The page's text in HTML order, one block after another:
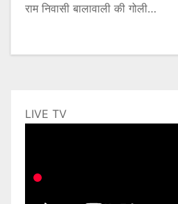
राम निवासी बालावाली की गोली…
LIVE TV